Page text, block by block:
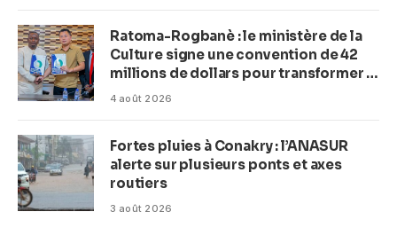
Ratoma-Rogbanè : le ministère de la
Culture signe une convention de 42
millions de dollars pour transformer la
plage en complexe balnéaire
4 août 2026
Fortes pluies à Conakry : l’ANASUR
alerte sur plusieurs ponts et axes
routiers
3 août 2026